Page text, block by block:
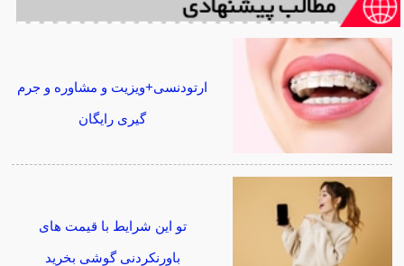
ارتودنسی+ویزیت و مشاوره و جرم
گیری رایگان
تو این شرایط با قیمت های
باورنکردنی گوشی بخرید